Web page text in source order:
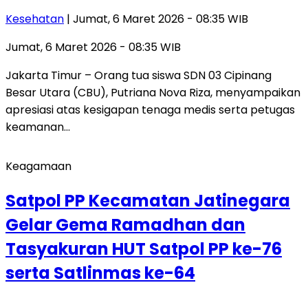
Kesehatan | Jumat, 6 Maret 2026 - 08:35 WIB
Jumat, 6 Maret 2026 - 08:35 WIB
Jakarta Timur – Orang tua siswa SDN 03 Cipinang
Besar Utara (CBU), Putriana Nova Riza, menyampaikan
apresiasi atas kesigapan tenaga medis serta petugas
keamanan…
Keagamaan
Satpol PP Kecamatan Jatinegara
Gelar Gema Ramadhan dan
Tasyakuran HUT Satpol PP ke-76
serta Satlinmas ke-64